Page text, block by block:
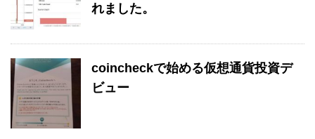
れました。
coincheckで始める仮想通貨投資デ
ビュー